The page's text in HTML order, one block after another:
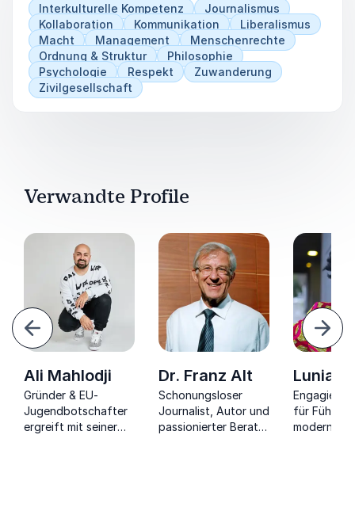
Interkulturelle Kompetenz
Journalismus
Kollaboration
Kommunikation
Liberalismus
Macht
Management
Menschenrechte
Ordnung & Struktur
Philosophie
Psychologie
Respekt
Zuwanderung
Zivilgesellschaft
Verwandte Profile
Ali Mahlodji
Gründer & EU-
Jugendbotschafter
ergreift mit seiner
Dr. Franz Alt
Schonungsloser
Journalist, Autor und
passionierter Berater
Lunia
Engagierte
für
modern